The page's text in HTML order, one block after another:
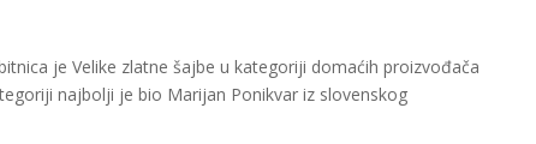
je Velike zlatne šajbe u kategoriji domaćih proizvođača
najbolji je bio Marijan Ponikvar iz slovenskog